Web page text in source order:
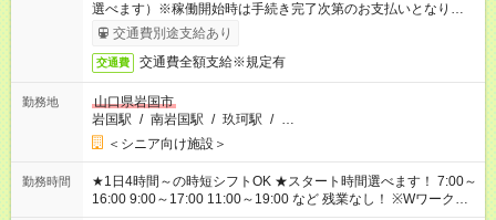
選べます）※稼働開始時は手続き完了次第のお支払いとなりま
す。交通費別途支給あり
交通費 交通費全額支給※規定有
勤務地
山口県岩国市
岩国駅 / 南岩国駅 / 玖珂駅 / …
＜シニア向け施設＞
勤務時間
★1日4時間～の時短シフトOK ★スタート時間選べます！ 7:00～
16:00 9:00～17:00 11:00～19:00 など 残業なし！ ※Wワークの
場合、他のお仕事と合わせ週40時間超の就業はご案内できませ